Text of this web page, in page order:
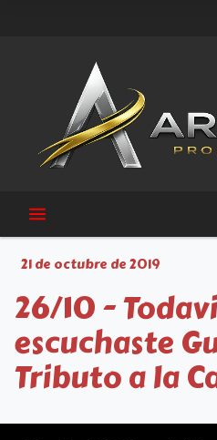
21 de octubre de 2019
26/10 -
escuchaste
Tributo a la